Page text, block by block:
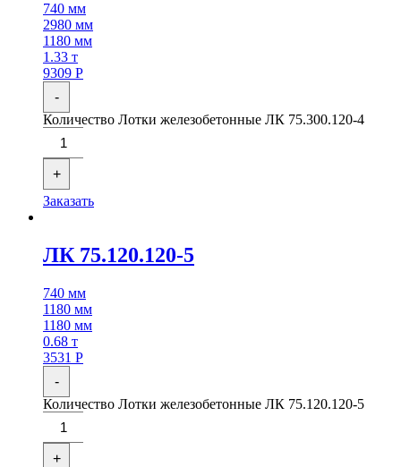
740 мм
2980 мм
1180 мм
1.33 т
9309 Р
-
Количество Лотки железобетонные ЛК 75.300.120-4
+
Заказать
ЛК 75.120.120-5
740 мм
1180 мм
1180 мм
0.68 т
3531 Р
-
Количество Лотки железобетонные ЛК 75.120.120-5
+